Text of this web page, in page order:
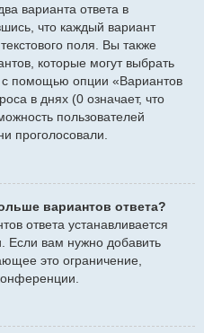
варианта ответа в
что каждый вариант
поля. Вы также
которые могут выбрать
с помощью опции «Вариантов
в днях (0 означает, что
пользователей
проголосовали.
вариантов ответа?
ответа устанавливается
Если вам нужно добавить
это ограничение,